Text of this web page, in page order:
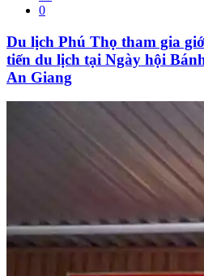
0
Du lịch Phú Thọ tham gia
tiến du lịch tại Ngày hội
An Giang